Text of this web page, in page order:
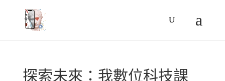
探索未來：我數位科技課